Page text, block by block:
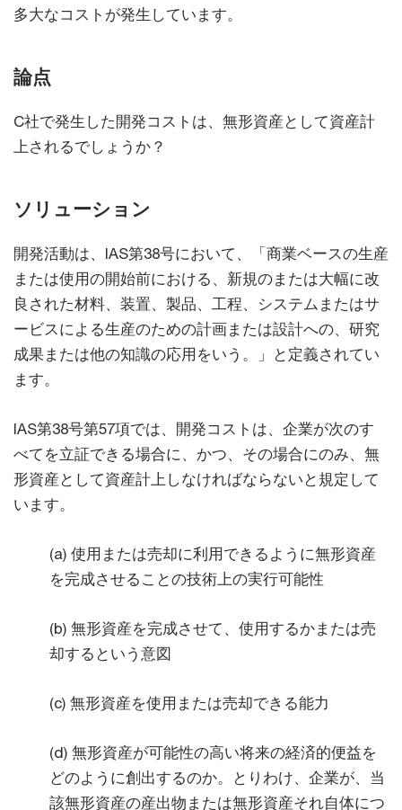
多大なコストが発生しています。
論点
C社で発生した開発コストは、無形資産として資産計
上されるでしょうか？
ソリューション
開発活動は、IAS第38号において、「商業ベースの生産
または使用の開始前における、新規のまたは大幅に改
良された材料、装置、製品、工程、システムまたはサ
ービスによる生産のための計画または設計への、研究
成果または他の知識の応用をいう。」と定義されてい
ます。
IAS第38号第57項では、開発コストは、企業が次のす
べてを立証できる場合に、かつ、その場合にのみ、無
形資産として資産計上しなければならないと規定して
います。
(a) 使用または売却に利用できるように無形資産
を完成させることの技術上の実行可能性
(b) 無形資産を完成させて、使用するかまたは売
却するという意図
(c) 無形資産を使用または売却できる能力
(d) 無形資産が可能性の高い将来の経済的便益を
どのように創出するのか。とりわけ、企業が、当
該無形資産の産出物または無形資産それ自体につ